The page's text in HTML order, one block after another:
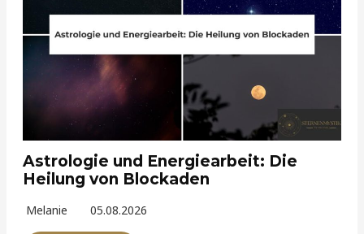
Astrologie und Energiearbeit: Die
Heilung von Blockaden
Melanie 05.08.2026